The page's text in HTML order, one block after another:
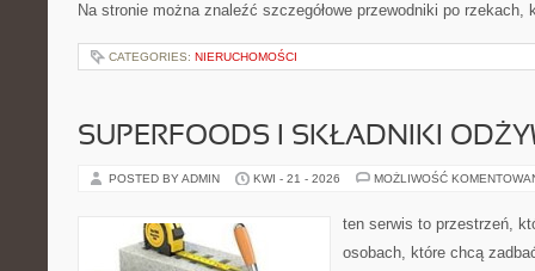
Na stronie można znaleźć szczegółowe przewodniki po
CATEGORIES: NIERUCHOMOŚCI
SUPERFOODS I SKŁADNIKI
POSTED BY ADMIN KWI - 21 - 2026 MOŻLIWOŚĆ
ten serwis to przestrzeń,
osobach, które chcą